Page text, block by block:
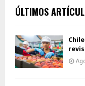
ÚLTIMOS